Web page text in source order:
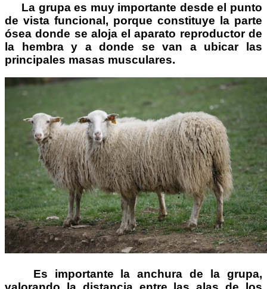
La grupa es muy importante desde el punto
de vista funcional, porque constituye la parte
ósea donde se aloja el aparato reproductor de
la hembra y a donde se van a ubicar las
principales masas musculares.
Es importante la anchura de la grupa,